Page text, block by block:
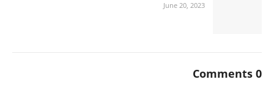
June 20, 2023
0 Comments